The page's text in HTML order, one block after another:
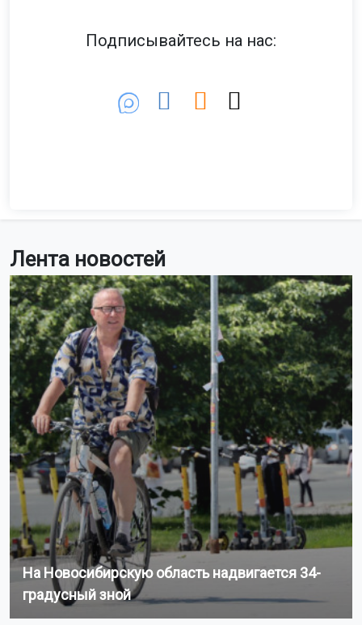
Лента новостей
На Новосибирскую область надвигается 34-
градусный зной
Подписывайтесь на нас: